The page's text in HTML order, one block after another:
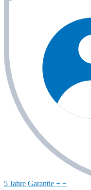
5 Jahre Garantie + −